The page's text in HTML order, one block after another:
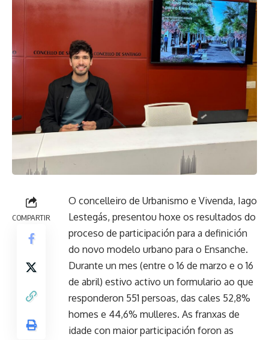
COMPARTIR
O concelleiro de Urbanismo e Vivenda, Iago
Lestegás, presentou hoxe os resultados do
proceso de participación para a definición
do novo modelo urbano para o Ensanche.
Durante un mes (entre o 16 de marzo e o 16
de abril) estivo activo un formulario ao que
responderon 551 persoas, das cales 52,8%
homes e 44,6% mulleres. As franxas de
idade con maior participación foron as